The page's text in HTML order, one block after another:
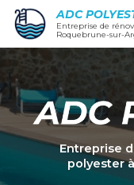
Aller
contenu
principal
ADC
Entreprise de rénovation de piscine en polyester à
Roquebrune-sur-
Entreprise
polyester